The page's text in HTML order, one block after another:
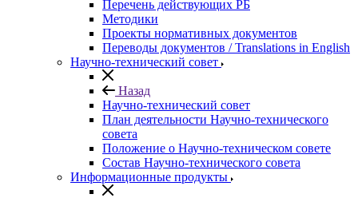
Перечень действующих РБ
Методики
Проекты нормативных документов
Переводы документов / Translations in English
Научно-технический совет
Назад
Научно-технический совет
План деятельности Научно-технического
совета
Положение о Научно-техническом совете
Состав Научно-технического совета
Информационные продукты